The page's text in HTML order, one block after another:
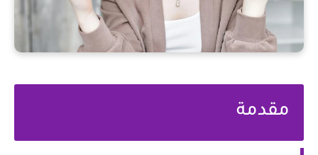
مقدمة